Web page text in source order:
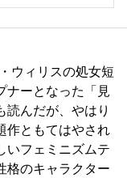
ウィリスの処女短
ナーとなった「見
読んだが、やはり
作ともてはやされ
いフェミニズムテ
格のキャラクター